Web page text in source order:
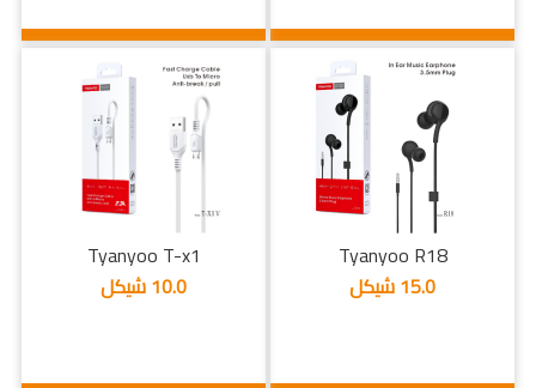
Tyanyoo R18
15.0 شيكل
Tyanyoo T-x1
10.0 شيكل